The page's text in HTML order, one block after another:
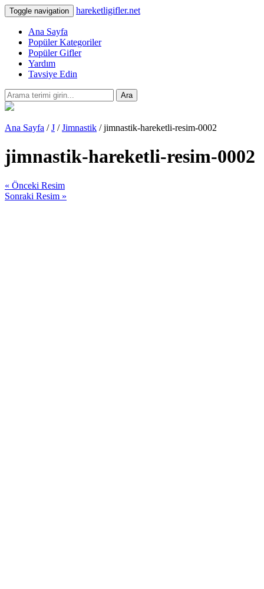
Toggle navigation hareketligifler.net
Ana Sayfa
Popüler Kategoriler
Popüler Gifler
Yardım
Tavsiye Edin
Ara
Ana Sayfa /J /Jimnastik / jimnastik-hareketli-resim-0002
jimnastik-hareketli-resim-0002
« Önceki Resim
Sonraki Resim »